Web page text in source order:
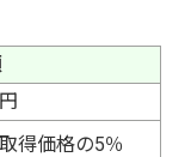
得価格の5％